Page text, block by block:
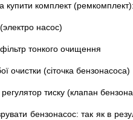
купити комплект (ремкомплект):
насос)
фільтр тонкого очищення
очистки (сіточка бензонасоса)
регулятор тиску (клапан
бензонасос: так як в